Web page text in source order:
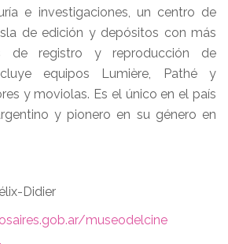
e investigaciones, un centro de
de edición y depósitos con más
de registro y reproducción de
equipos Lumière, Pathé y
y moviolas. Es el único en el país
y pionero en su género en
Didier
museodelcine